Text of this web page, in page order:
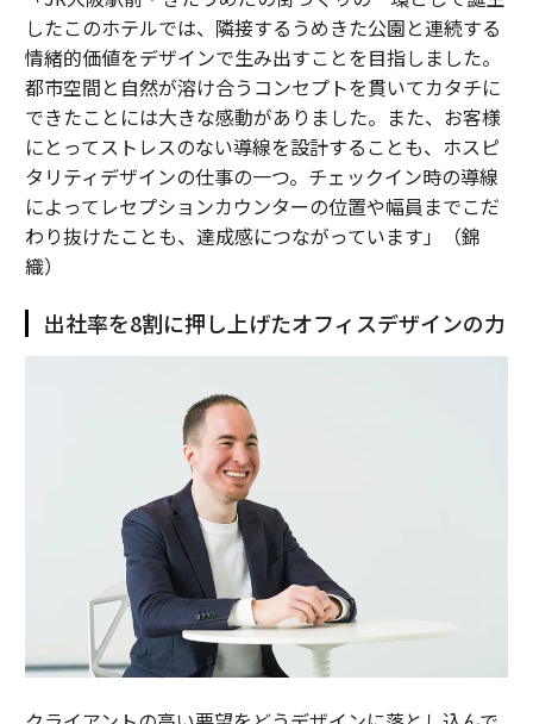
したこのホテルでは、隣接するうめきた公園と連続する
情緒的価値をデザインで生み出すことを目指しました。
都市空間と自然が溶け合うコンセプトを貫いてカタチに
できたことには大きな感動がありました。また、お客様
にとってストレスのない導線を設計することも、ホスピ
タリティデザインの仕事の一つ。チェックイン時の導線
によってレセプションカウンターの位置や幅員までこだ
わり抜けたことも、達成感につながっています」（錦
織）
出社率を8割に押し上げたオフィスデザインの力